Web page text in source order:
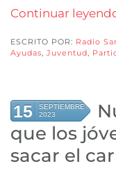
Continuar
ESCRITO POR: Radio
Ayudas Juventud
15
SEPTIEMBRE
2023
que los
sacar el